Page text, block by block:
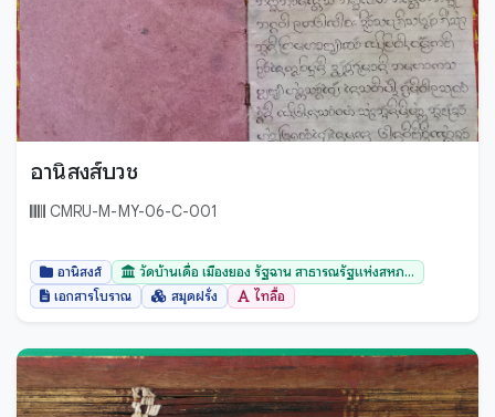
อานิสงส์บวช
CMRU-M-MY-06-C-001
อานิสงส์
วัดบ้านเดื่อ เมืองยอง รัฐฉาน สาธารณรัฐแห่งสหภ...
เอกสารโบราณ
สมุดฝรั่ง ไทลื้อ